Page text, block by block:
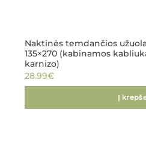
Naktinės temdančios
135×270 (kabinamos
karnizo)
28.99€
Į